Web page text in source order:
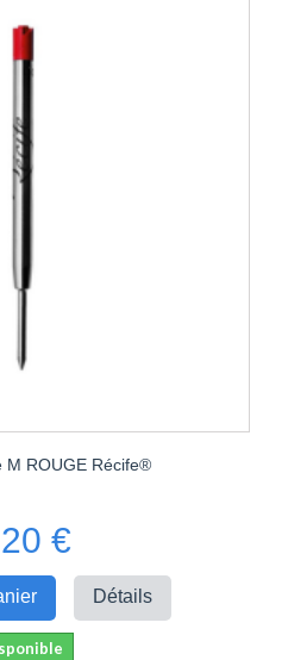
M ROUGE Récife®
€
Détails